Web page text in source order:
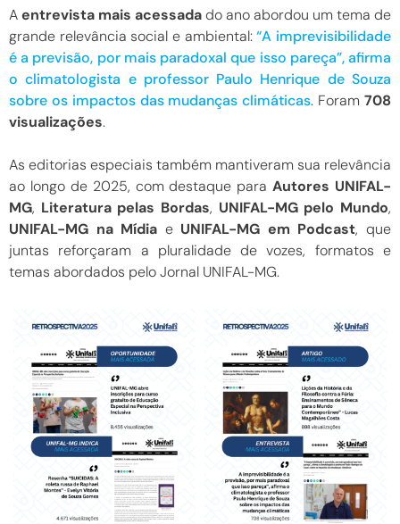
Aentrevista mais acessadado ano abordou um tema de
grande relevância social e ambiental:“A imprevisibilidade
é a previsão, por mais paradoxal que isso pareça”, afirma
o climatologista e professor Paulo Henrique de Souza
sobre os impactos das mudanças climáticas. Foram708
visualizações.
As editorias especiais também mantiveram sua relevância
ao longo de 2025, com destaque paraAutores UNIFAL-
MG, Literatura pelas Bordas, UNIFAL-MG pelo Mundo,
UNIFAL-MG na Mídia e UNIFAL-MG em Podcast, que
juntas reforçaram a pluralidade de vozes, formatos e
temas abordados pelo Jornal UNIFAL-MG.